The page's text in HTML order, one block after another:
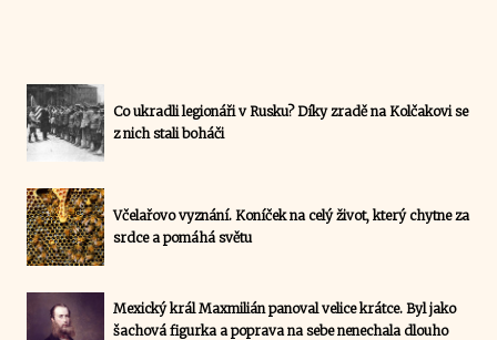
Co ukradli legionáři v Rusku? Díky zradě na Kolčakovi se
z nich stali boháči
Včelařovo vyznání. Koníček na celý život, který chytne za
srdce a pomáhá světu
Mexický král Maxmilián panoval velice krátce. Byl jako
šachová figurka a poprava na sebe nenechala dlouho